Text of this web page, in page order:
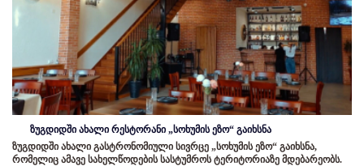
ზუგდიდში ახალი რესტორანი „სოხუმის ეზო“ გაიხსნა
ზუგდიდში ახალი გასტრონომიული სივრცე „სოხუმის ეზო“ გაიხსნა,
რომელიც ამავე სახელწოდების სასტუმროს ტერიტორიაზე მდებარეობს.